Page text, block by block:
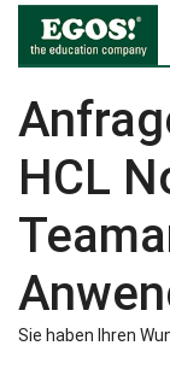
HCL
Sie haben Ihren